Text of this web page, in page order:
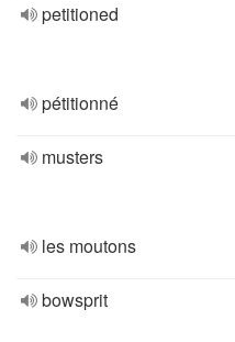
petitioned
pétitionné
musters
les moutons
bowsprit